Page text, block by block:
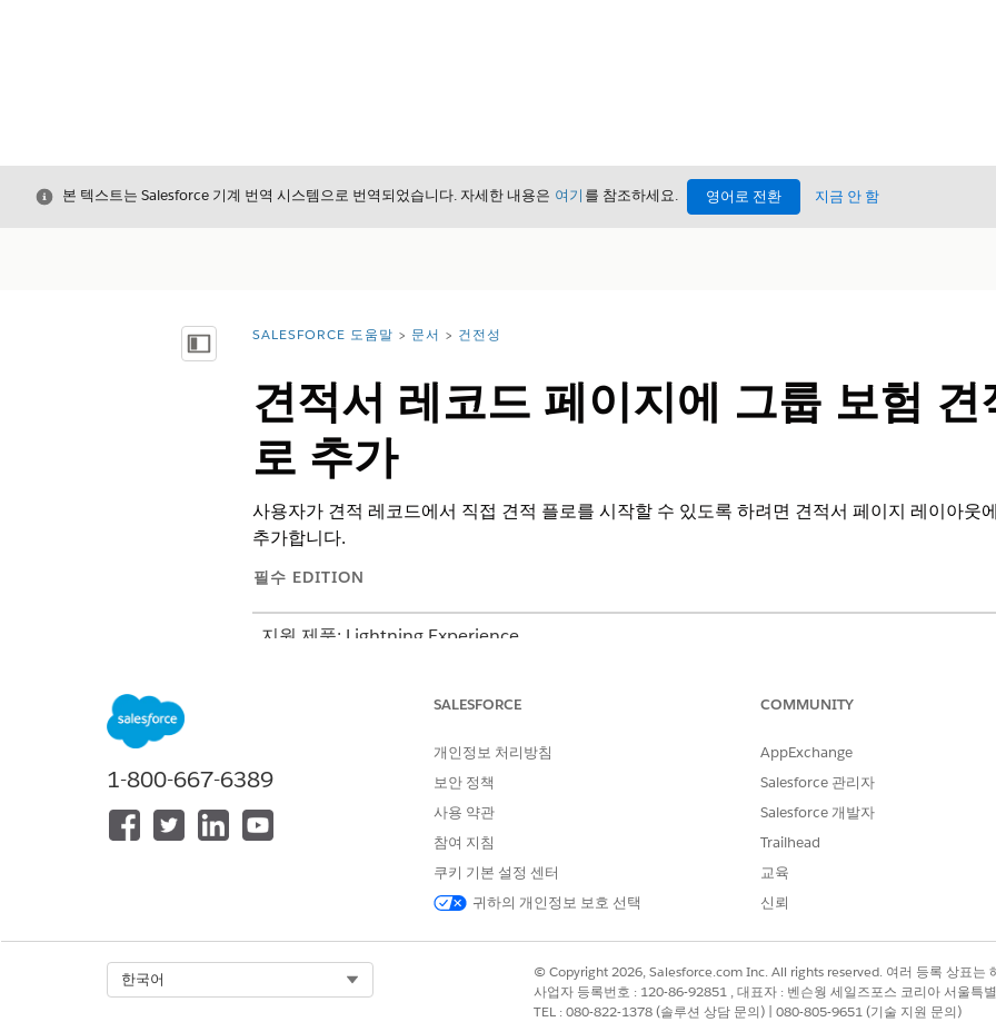
닫기본 텍스트는 Salesforce 기계 번역 시스템으로 번역되었습니다. 자세한 내용은 여기 를 참조하세요. 영어로 전환 지금 안 함
목차 표시 위치:
SALESFORCE 도움말 문서 건전성
견적서 레코드 페이지에 그룹 보험
로 추가
사용자가 견적 레코드에서 직접 견적 플로를 시작할 수 있도록 하려면 견적서 페이지 레이아웃
추가합니다.
필수 EDITION
지원 제품: Lightning Experience
플로 관리
AND
응용 프로그램 사용자 정의
를 클릭합니다.
견적서를 선택한 다음, 페이지 레이아웃을 선택합니다.
그룹 보험 견적 만들기 플로를 견적 레코드의 작업으로 사용할 수 있도록 하려면 모바일 및 Lightning 작
사용자에게 플로 작업을 표시하려면 Salesforce 모바일 및 Lightning Experience 작업 섹션에 그룹 보
변경 사항을 적용하려면 페이지 레이아웃을 저장합니다.
1-800-667-6389
SALESFORCE
개인정보 처리방침
보안 정책
사용 약관
참여 지침
쿠키 기본 설정 센터
귀하의 개인정보 보호 선택
COMMUNITY
AppExchange
Salesforce 관리자
Salesforce 개발자
Trailhead
교육
신뢰
한국어
© Copyright 2026, Salesforce.com Inc. All rights reserved. 여러 등록 상표는
사업자 등록번호 : 120-86-92851 , 대표자 : 벤슨웡 세일즈포스 코리아 서울
TEL : 080-822-1378 (솔루션 상담 문의) | 080-805-9651 (기술 지원 문의)